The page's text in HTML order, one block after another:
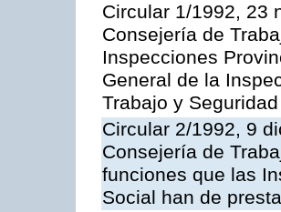
Circular 1/1992, 23
Consejería de
Inspecciones
General de la
Trabajo y
Circular 2/1992, 9
Consejería de
funciones que las
Social han de